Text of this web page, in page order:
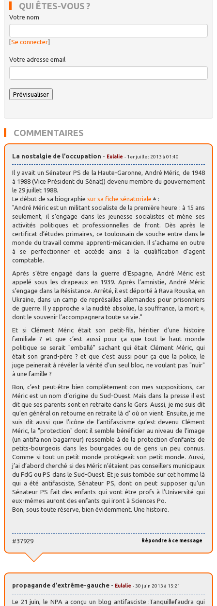
QUI ÊTES-VOUS ?
Votre nom
[Se connecter]
Votre adresse email
COMMENTAIRES
La nostalgie de l’occupation - Eulalie - 1er juillet 2013 à 01:40
Il y avait un Sénateur PS de la Haute-Garonne, André Méric, de 1948
à 1988 (Vice Président du Sénat)) devenu membre du gouvernement
le 29 juillet 1988.
Le début de sa biographie sur sa fiche sénatoriale
:
"André Méric est un militant socialiste de la première heure : à 15 ans
seulement, il s’engage dans les jeunesse socialistes et mène ses
activités politiques et professionnelles de front. Dès après le
certificat d’études primaires, ce toulousain de souche entre dans le
monde du travail comme apprenti-mécanicien. Il s’acharne en outre
à se perfectionner et accède ainsi à la qualification d’agent
comptable.
Après s’être engagé dans la guerre d’Espagne, André Méric est
appelé sous les drapeaux en 1939. Après l’amnistie, André Méric
s’engage dans la Résistance. Arrêté, il est déporté à Rava Rouska, en
Ukraine, dans un camp de représailles allemandes pour prisonniers
de guerre. Il y approche « la nudité absolue, la souffrance, la mort »,
dont le souvenir l’accompagnera toute sa vie."
Et si Clément Méric était son petit-fils, héritier d’une histoire
familiale ? et que c’est aussi pour ça que tout le haut monde
politique se serait "emballé" sachant qui était Clément Méric, qui
était son grand-père ? et que c’est aussi pour ça que la police, le
juge peinerait à révéler la vérité d’un seul bloc, ne voulant pas "nuir"
à une famille ?
Bon, c’est peut-être bien complètement con mes suppositions, car
Méric est un nom d’origine du Sud-Ouest. Mais dans la presse il est
dit que ses parents sont en retraite dans le Gers. Aussi, je me suis dit
qu’en général on retourne en retraite là d’ où on vient. Ensuite, je me
suis dit aussi que l’icône de l’antifascisme qu’est devenu Clément
Méric, la "protection" dont il semble bénéficier au niveau de l’image
(un antifa non bagarreur) ressemble à de la protection d’enfants de
petits-bourgeois dans les bourgades ou de gens un peu connus.
Comme si tout un petit monde protégeait son petit monde. Aussi,
j’ai d’abord cherché si des Méric n’étaient pas conseillers municipaux
du FdG ou PS dans le Sud-Ouest. Et je suis tombée sur cet homme là
qui a été antifasciste, Sénateur PS, dont on peut supposer qu’un
Sénateur PS fait des enfants qui vont être profs à l’Université qui
eux-mêmes auront des enfants qui iront à Sciences Po.
Bon, sous toute réserve, bien évidemment. Une histoire.
Répondre à ce message
#37929
propagande d’extrême-gauche - Eulalie - 30 juin 2013 à 15:21
Le 21 juin, le NPA a conçu un blog antifasciste :Tanquillefaudra qui